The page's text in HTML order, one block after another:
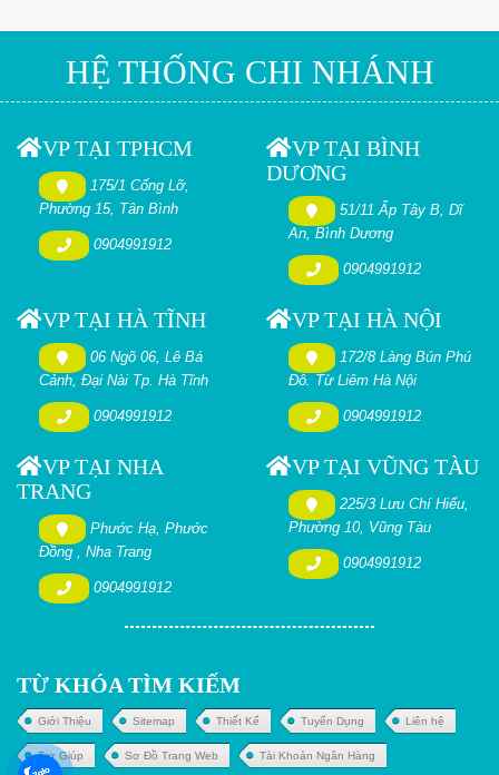
HỆ THỐNG CHI NHÁNH
VP TẠI TPHCM
175/1 Cống Lỡ,
Phường 15, Tân Bình
0904991912
VP TẠI BÌNH
DƯƠNG
51/11 Ấp Tây B, Dĩ
An, Bình Dương
0904991912
VP TẠI HÀ TĨNH
06 Ngõ 06, Lê Bá
Cảnh, Đại Nài Tp. Hà Tĩnh
0904991912
VP TẠI HÀ NỘI
172/8 Làng Bún Phú
Đô. Từ Liêm Hà Nội
0904991912
VP TẠI NHA
TRANG
Phước Hạ, Phước
Đồng , Nha Trang
0904991912
VP TẠI VŨNG TÀU
225/3 Lưu Chí Hiếu,
Phường 10, Vũng Tàu
0904991912
TỪ KHÓA TÌM KIẾM
Giới Thiệu Sitemap Thiết Kế Tuyển Dụng Liên hệ
Trợ Giúp Sơ Đồ Trang Web Tài Khoản Ngân Hàng